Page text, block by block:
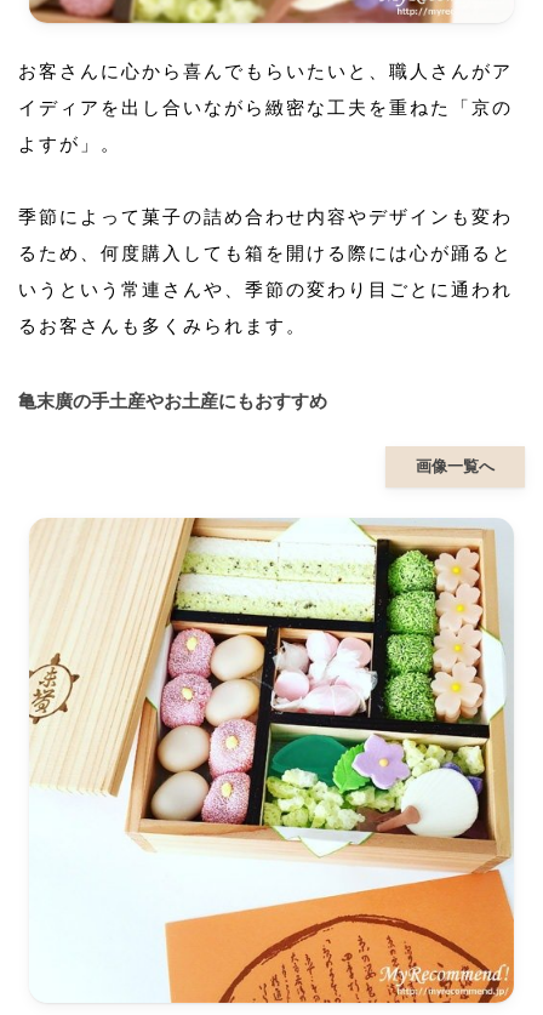
お客さんに心から喜んでもらいたいと、職人さんがア
イディアを出し合いながら緻密な工夫を重ねた「京の
よすが」。
季節によって菓子の詰め合わせ内容やデザインも変わ
るため、何度購入しても箱を開ける際には心が踊ると
いうという常連さんや、季節の変わり目ごとに通われ
るお客さんも多くみられます。
亀末廣の手土産やお土産にもおすすめ
画像一覧へ